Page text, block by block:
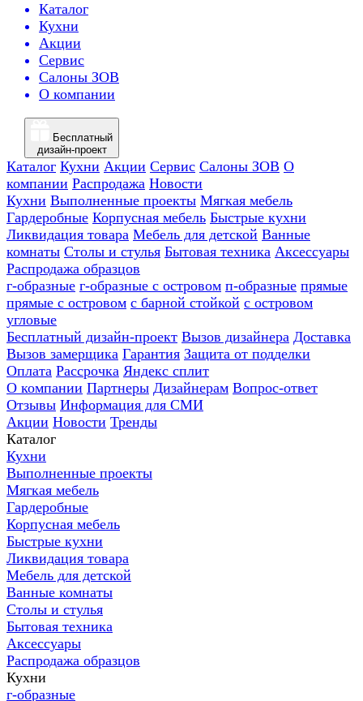
Каталог
Кухни
Акции
Сервис
Салоны ЗОВ
О компании
Бесплатный
дизайн-проект
Каталог Кухни Акции Сервис Салоны ЗОВ О
компании Распродажа Новости
Кухни Выполненные проекты Мягкая мебель
Гардеробные Корпусная мебель Быстрые кухни
Ликвидация товара Мебель для детской Ванные
комнаты Столы и стулья Бытовая техника Аксессуары
Распродажа образцов
г-образные г-образные с островом п-образные прямые
прямые с островом с барной стойкой с островом
угловые
Бесплатный дизайн-проект Вызов дизайнера Доставка
Вызов замерщика Гарантия Защита от подделки
Оплата Рассрочка Яндекс сплит
О компании Партнеры Дизайнерам Вопрос-ответ
Отзывы Информация для СМИ
Акции Новости Тренды
Каталог
Кухни
Выполненные проекты
Мягкая мебель
Гардеробные
Корпусная мебель
Быстрые кухни
Ликвидация товара
Мебель для детской
Ванные комнаты
Столы и стулья
Бытовая техника
Аксессуары
Распродажа образцов
Кухни
г-образные